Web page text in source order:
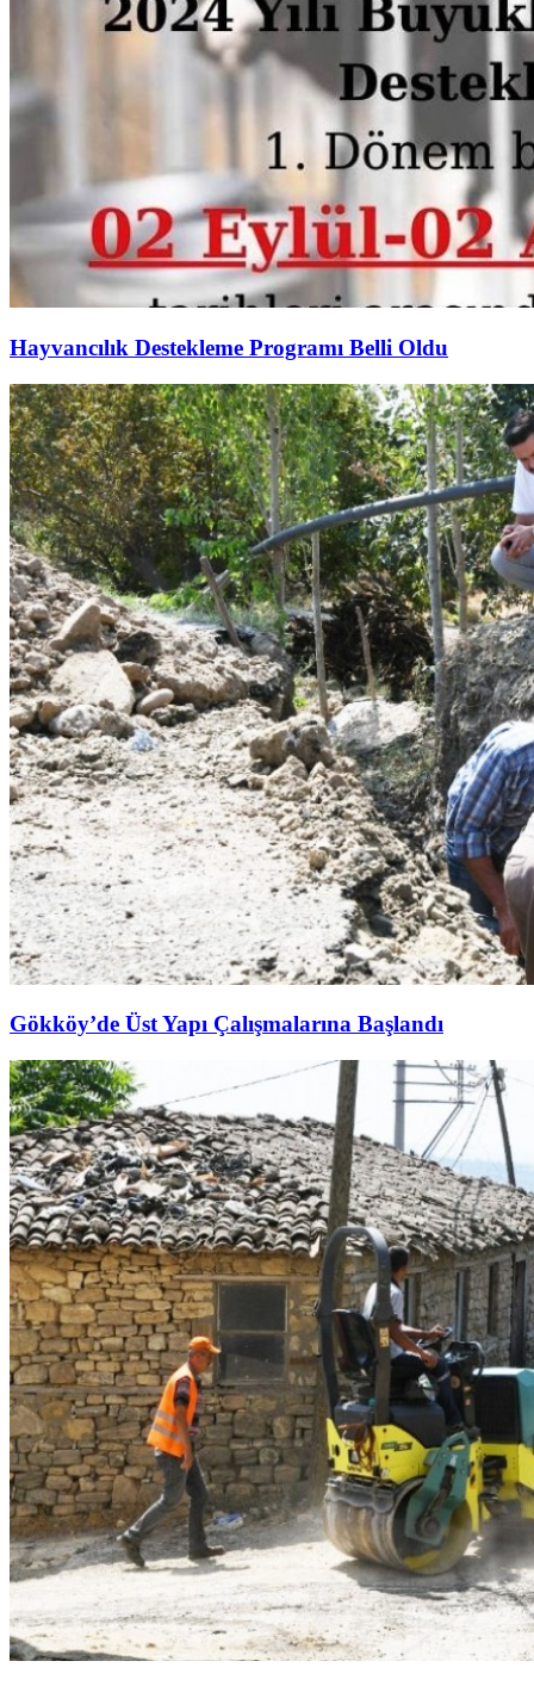
Hayvancılık Destekleme Programı Belli Oldu
Gökköy’de Üst Yapı Çalışmalarına Başlandı